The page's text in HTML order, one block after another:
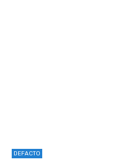
DEFACTO